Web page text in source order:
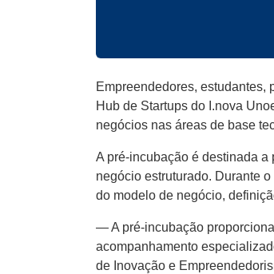
Empreendedores,
Hub de Startups do I.nova
negócios nas áreas de base
A pré-incubação é destinada
negócio estruturado. Durante
do modelo de negócio,
— A pré-incubação
acompanhamento
de Inovação e